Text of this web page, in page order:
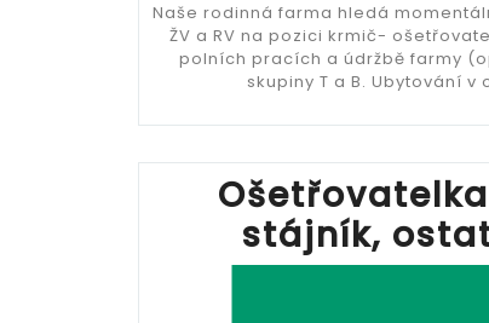
Naše rodinná farma hledá
ŽV a RV na pozici krmič-
polních pracích a údržbě farmy
skupiny T a B. Ubytování
stájník,